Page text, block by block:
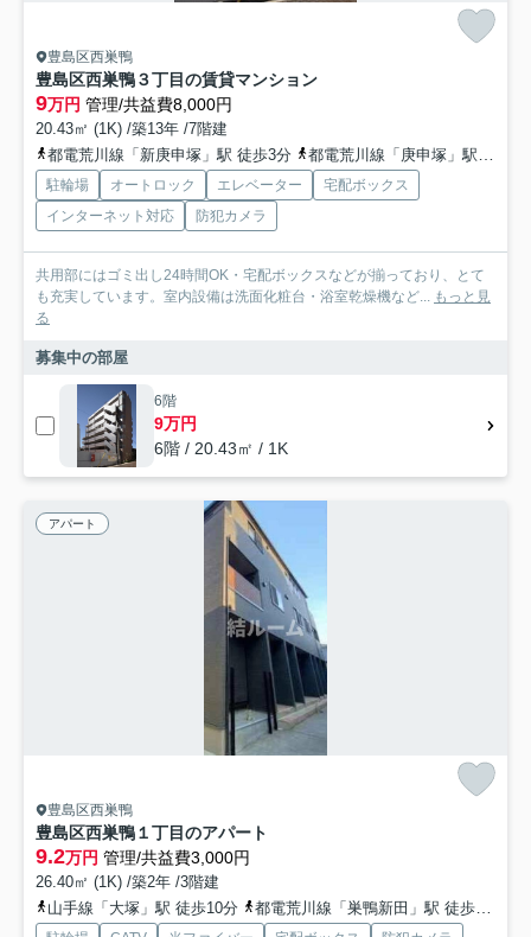
豊島区西巣鴨
豊島区西巣鴨３丁目の賃貸マンション
9万円 管理/共益費8,000円
20.43㎡ (1K) /築13年 /7階建
都電荒川線「新庚申塚」駅 徒歩3分
都電荒川線「庚申塚」駅 徒歩5分
駐輪場 オートロック エレベーター
宅配ボックス
インターネット対応
防犯カメラ
共用部にはゴミ出し24時間OK・宅配ボックスなどが揃っており、とて
も充実しています。室内設備は洗面化粧台・浴室乾燥機など... もっと見
る
募集中の部屋
6階
9万円
6階 / 20.43㎡ / 1K
アパート
豊島区西巣鴨
豊島区西巣鴨１丁目のアパート
9.2万円 管理/共益費3,000円
26.40㎡ (1K) /築2年 /3階建
山手線「大塚」駅 徒歩10分
都電荒川線「巣鴨新田」駅 徒歩4分